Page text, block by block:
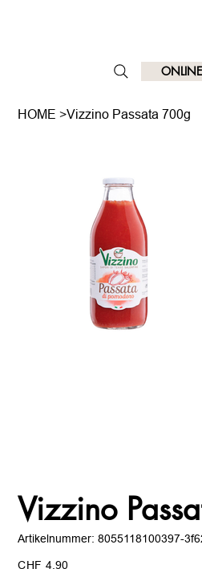
HOME >Vizzino Passata 700g
Vizzino
Artikelnummer: Artikelnummer:
8055118100397-
8055118100397-
Preis
CHF 4.90